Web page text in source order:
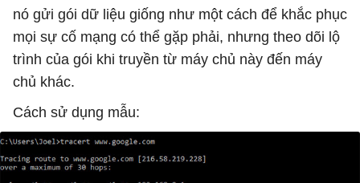
nó gửi gói dữ liệu giống như một cách để khắc phục
mọi sự cố mạng có thể gặp phải, nhưng theo dõi lộ
trình của gói khi truyền từ máy chủ này đến máy
chủ khác.
Cách sử dụng mẫu: